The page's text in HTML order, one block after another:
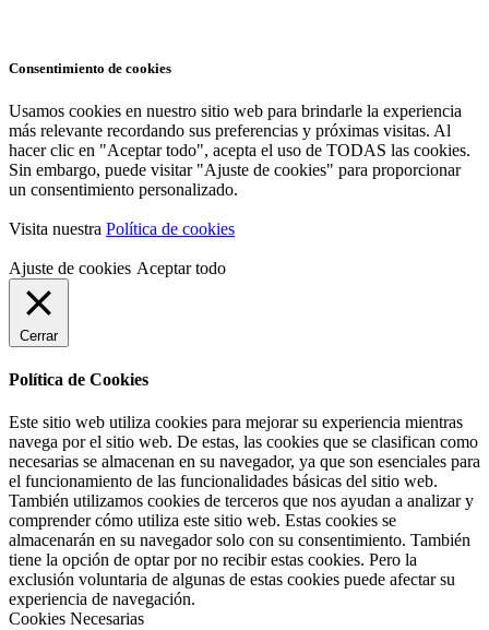
Consentimiento de cookies
Usamos cookies en nuestro sitio web para brindarle la experiencia
más relevante recordando sus preferencias y próximas visitas. Al
hacer clic en "Aceptar todo", acepta el uso de TODAS las cookies.
Sin embargo, puede visitar "Ajuste de cookies" para proporcionar
un consentimiento personalizado.
Visita nuestra Política de cookies
Ajuste de cookies Aceptar todo
Cerrar
Política de Cookies
Este sitio web utiliza cookies para mejorar su experiencia mientras
navega por el sitio web. De estas, las cookies que se clasifican como
necesarias se almacenan en su navegador, ya que son esenciales para
el funcionamiento de las funcionalidades básicas del sitio web.
También utilizamos cookies de terceros que nos ayudan a analizar y
comprender cómo utiliza este sitio web. Estas cookies se
almacenarán en su navegador solo con su consentimiento. También
tiene la opción de optar por no recibir estas cookies. Pero la
exclusión voluntaria de algunas de estas cookies puede afectar su
experiencia de navegación.
Cookies Necesarias